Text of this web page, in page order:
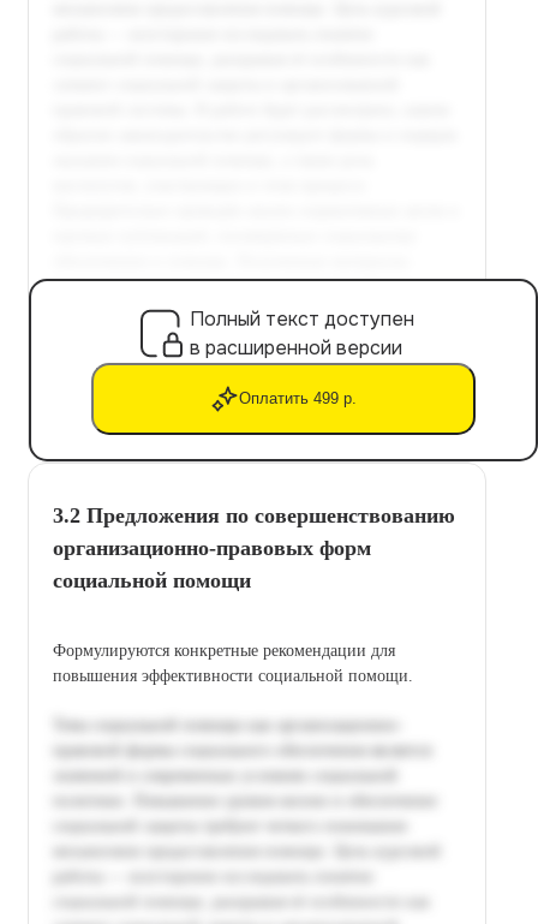
Полный текст доступен
в расширенной версии
Оплатить 499 р.
3.2 Предложения по совершенствованию
организационно-правовых форм
социальной помощи
Формулируются конкретные рекомендации для
повышения эффективности социальной помощи.